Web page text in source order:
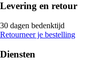
Levering en retour
30 dagen bedenktijd
Retourneer je bestelling
Diensten